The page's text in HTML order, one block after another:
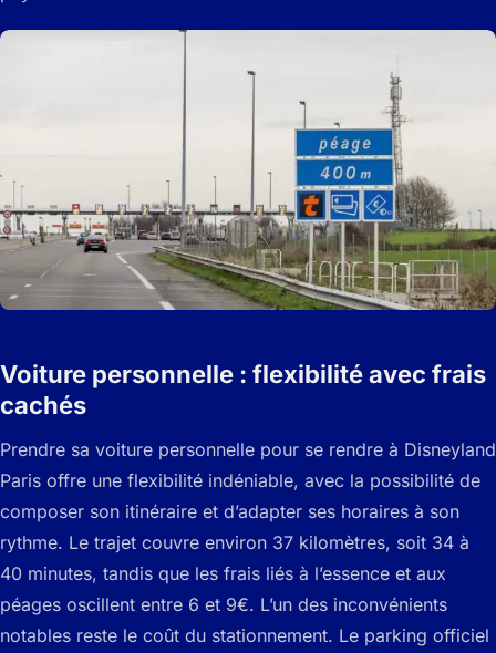
Voiture personnelle : flexibilité avec frais
cachés
Prendre sa voiture personnelle pour se rendre à Disneyland
Paris offre une flexibilité indéniable, avec la possibilité de
composer son itinéraire et d’adapter ses horaires à son
rythme. Le trajet couvre environ 37 kilomètres, soit 34 à
40 minutes, tandis que les frais liés à l’essence et aux
péages oscillent entre 6 et 9€. L’un des inconvénients
notables reste le coût du stationnement. Le parking officiel